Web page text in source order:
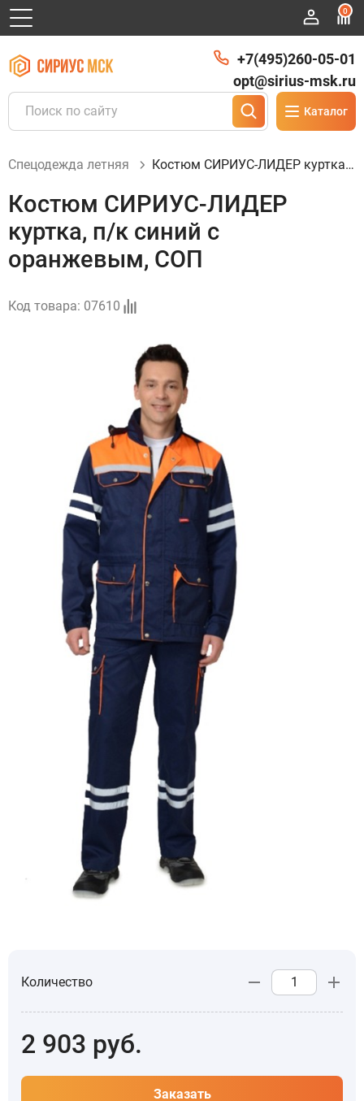
0
Каталог
+7(495)260-05-01
opt@sirius-msk.ru
Спецодежда летняя Костюм СИРИУС-ЛИДЕР куртка, п/к синий с оранжевым, СОП
Костюм СИРИУС-ЛИДЕР
куртка, п/к синий с
оранжевым, СОП
Код товара: 07610
Количество
2 903 руб.
Заказать